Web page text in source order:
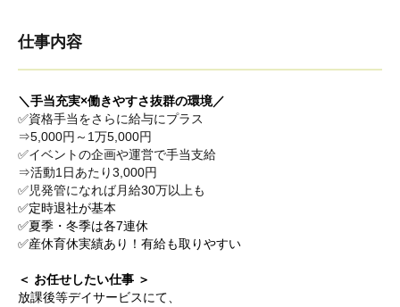
仕事内容
＼手当充実×働きやすさ抜群の環境／
✅資格手当をさらに給与にプラス
⇒5,000円～1万5,000円
✅イベントの企画や運営で手当支給
⇒活動1日あたり3,000円
✅児発管になれば月給30万以上も
✅定時退社が基本
✅夏季・冬季は各7連休
✅産休育休実績あり！有給も取りやすい
＜ お任せしたい仕事 ＞
放課後等デイサービスにて、